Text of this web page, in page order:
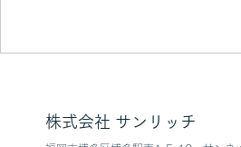
弊社の夏季休業日につきまして、
株式会社 サンリッチ